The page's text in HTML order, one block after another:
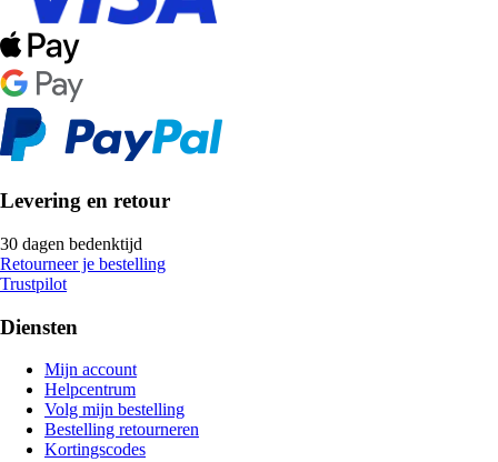
Levering en retour
30 dagen bedenktijd
Retourneer je bestelling
Trustpilot
Diensten
Mijn account
Helpcentrum
Volg mijn bestelling
Bestelling retourneren
Kortingscodes